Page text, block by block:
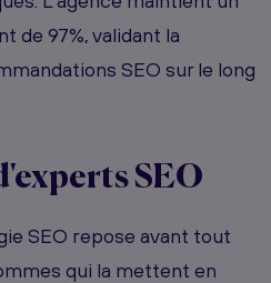
de 97%, validant la
SEO sur le long
SEO
SEO repose avant tout
qui la mettent en